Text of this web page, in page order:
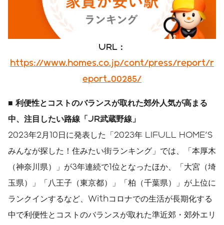
URL ：
https://www.homes.co.jp/cont/press/report/r
eport_00285/
■ 利便性とコストのバランスが取れた郊外人気が高まる
中、注目したい路線「JR武蔵野線」
2023年2月10日に発表した「2023年 LIFULL HOME'S
みんなが探した！住みたい街ランキング」では、「本厚木
（神奈川県）」が3年連続で1位となったほか、「大宮（埼
玉県）」「八王子（東京都）」「柏（千葉県）」が上位に
ランクインするなど、Withコロナでの生活が長期化する
中で利便性とコストのバランスが取れた準近郊・郊外エリ